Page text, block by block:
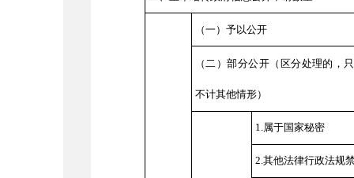
（一）予以公开
（二）部分公开 （区分处理的，
不计其他情形）
1.属于国家秘密
2.其他法律行政法规